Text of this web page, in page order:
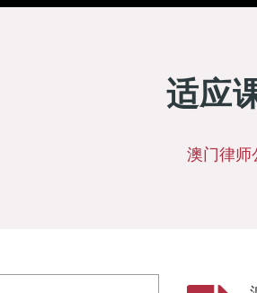
适应
澳门律师